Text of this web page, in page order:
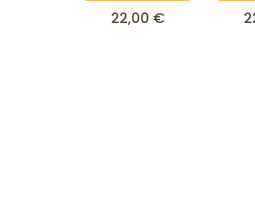
22,00 €